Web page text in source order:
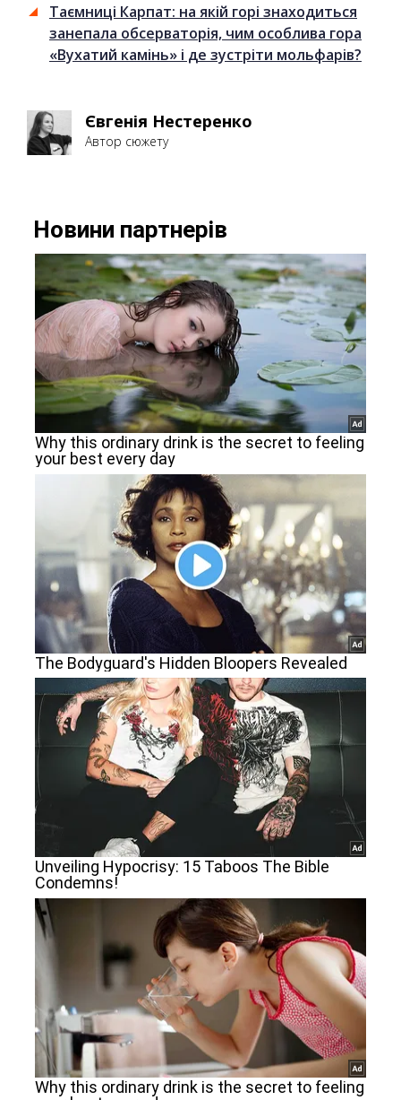
Таємниці Карпат: на якій горі знаходиться
занепала обсерваторія, чим особлива гора
«Вухатий камінь» і де зустріти мольфарів?
Євгенія Нестеренко
Автор сюжету